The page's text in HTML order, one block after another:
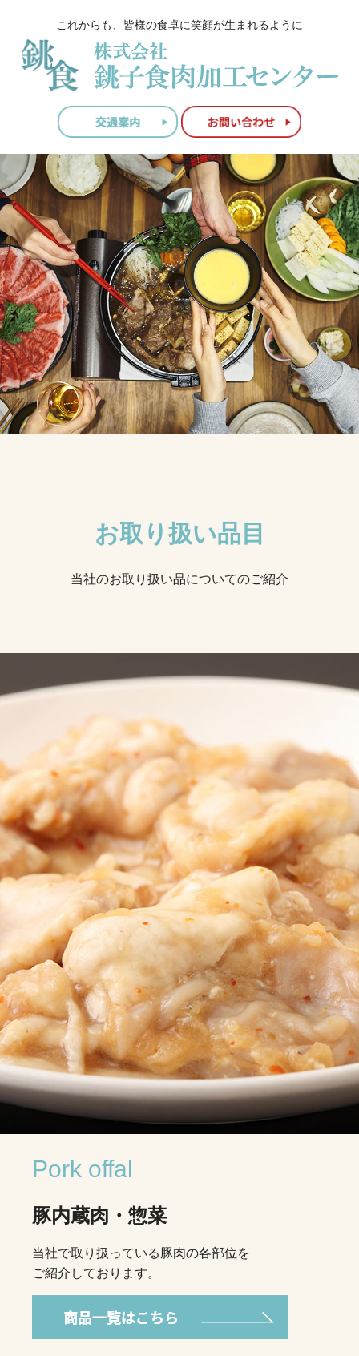
これからも、皆様の食卓に笑顔が生まれるように
お取り扱い品目
当社のお取り扱い品についてのご紹介
Pork offal
豚内蔵肉・惣菜
当社で取り扱っている豚肉の各部位を
ご紹介しております。